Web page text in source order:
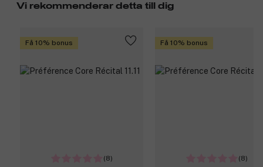
Vi rekommenderar detta till dig
Få 10% bonus
(8)
Få 10% bonus
(8)